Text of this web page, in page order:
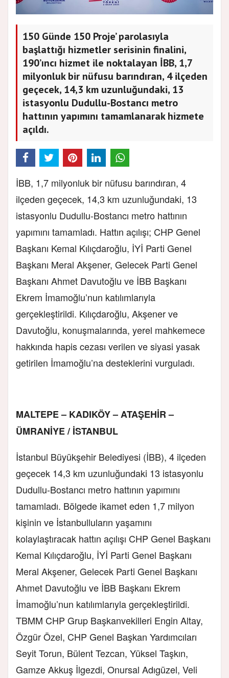
150 Günde 150 Proje’ parolasıyla
başlattığı hizmetler serisinin finalini,
190’ıncı hizmet ile noktalayan İBB, 1,7
milyonluk bir nüfusu barındıran, 4 ilçeden
geçecek, 14,3 km uzunluğundaki, 13
istasyonlu Dudullu-Bostancı metro
hattının yapımını tamamlanarak hizmete
açıldı.
İBB, 1,7 milyonluk bir nüfusu barındıran, 4
ilçeden geçecek, 14,3 km uzunluğundaki, 13
istasyonlu Dudullu-Bostancı metro hattının
yapımını tamamladı. Hattın açılışı; CHP Genel
Başkanı Kemal Kılıçdaroğlu, İYİ Parti Genel
Başkanı Meral Akşener, Gelecek Parti Genel
Başkanı Ahmet Davutoğlu ve İBB Başkanı
Ekrem İmamoğlu’nun katılımlarıyla
gerçekleştirildi. Kılıçdaroğlu, Akşener ve
Davutoğlu, konuşmalarında, yerel mahkemece
hakkında hapis cezası verilen ve siyasi yasak
getirilen İmamoğlu’na desteklerini vurguladı.
MALTEPE – KADIKÖY – ATAŞEHİR –
ÜMRANİYE / İSTANBUL
İstanbul Büyükşehir Belediyesi (İBB), 4 ilçeden
geçecek 14,3 km uzunluğundaki 13 istasyonlu
Dudullu-Bostancı metro hattının yapımını
tamamladı. Bölgede ikamet eden 1,7 milyon
kişinin ve İstanbulluların yaşamını
kolaylaştıracak hattın açılışı CHP Genel Başkanı
Kemal Kılıçdaroğlu, İYİ Parti Genel Başkanı
Meral Akşener, Gelecek Parti Genel Başkanı
Ahmet Davutoğlu ve İBB Başkanı Ekrem
İmamoğlu’nun katılımlarıyla gerçekleştirildi.
TBMM CHP Grup Başkanvekilleri Engin Altay,
Özgür Özel, CHP Genel Başkan Yardımcıları
Seyit Torun, Bülent Tezcan, Yüksel Taşkın,
Gamze Akkuş İlgezdi, Onursal Adıgüzel, Veli